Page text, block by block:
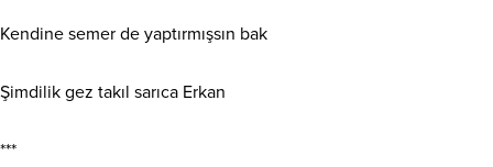
Kendine semer de yaptırmışsın bak
Şimdilik gez takıl sarıca Erkan
***